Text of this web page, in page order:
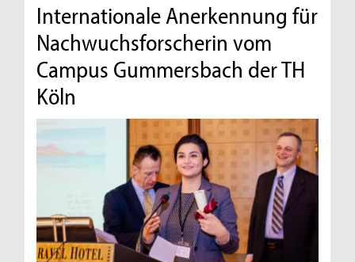
Internationale Anerkennung für
Nachwuchsforscherin vom
Campus Gummersbach der TH
Köln